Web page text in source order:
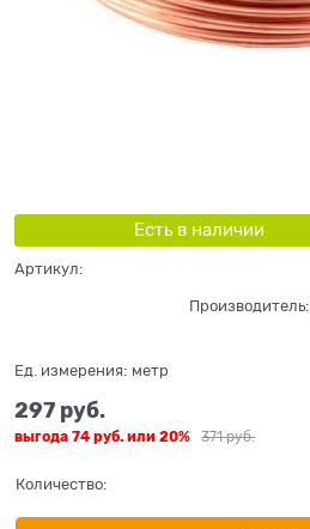
Есть в наличии
Артикул:
Производитель:
Ед. измерения: метр
371 руб.
297 руб.
выгода 74 руб. или 20%
Количество: